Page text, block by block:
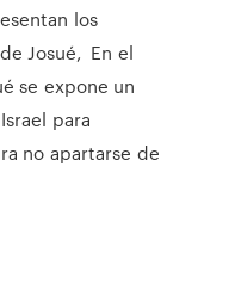
los
Josué, En el
se expone un
para
no apartarse de